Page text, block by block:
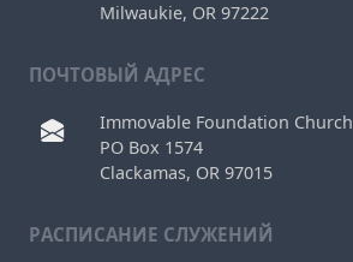
Milwaukie, OR 97222
ПОЧТОВЫЙ АДРЕС
Immovable Foundation Church
PO Box 1574
Clackamas, OR 97015
РAСПИСАНИЕ СЛУЖЕНИЙ